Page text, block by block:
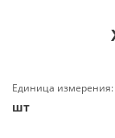
Единица измерения:
шт